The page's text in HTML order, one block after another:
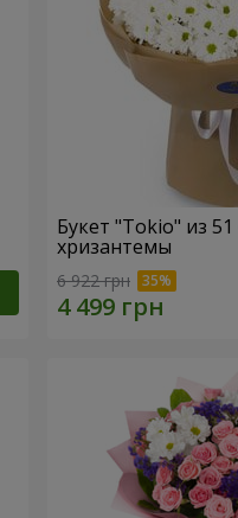
Букет "Tokio" из
хризантемы
6 922 грн